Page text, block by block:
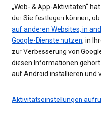
„Web- & App-Aktivitäten“
der Sie festlegen können, ob
auf anderen Websites, in
Google-Dienste nutzen, in
zur Verbesserung von
diesen Informationen
auf Android installieren und
Aktivitätseinstellungen